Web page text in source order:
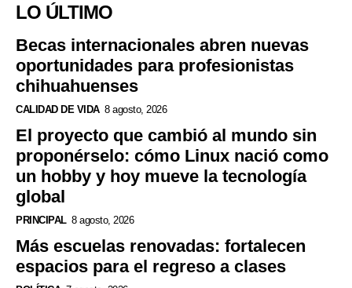
LO ÚLTIMO
Becas internacionales abren nuevas
oportunidades para profesionistas
chihuahuenses
CALIDAD DE VIDA 8 agosto, 2026
El proyecto que cambió al mundo sin
proponérselo: cómo Linux nació como
un hobby y hoy mueve la tecnología
global
PRINCIPAL 8 agosto, 2026
Más escuelas renovadas: fortalecen
espacios para el regreso a clases